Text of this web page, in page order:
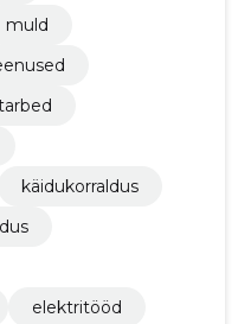
muld
käidukorraldus
elektritööd